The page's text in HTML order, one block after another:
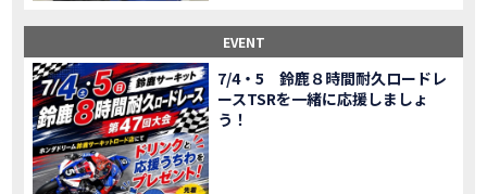
Honda Dream 四日市のご紹介
MOVIE Honda Dream 鈴鹿のご紹介
MOVIE
Honda Dream 松阪のご紹介
２月１２日 牡蠣ツーリングフォトギャラリー
EVENT 第6回オフロードスクールフォトギャラリー
EVENT Honda Dream鈴鹿・松阪・四日市 ３店舗合同周年祭フォトギャラリー
EVENT
7/4・5 鈴鹿８時間耐久ロードレ
ースTSRを一緒に応援しましょ
う！